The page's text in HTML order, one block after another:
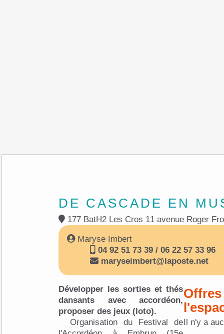
DE CASCADE EN
Maryse Imbert
04 92 51 73 39 / 06 22 57 33 96
maryseimbert@laposte.net
Développer les sorties et thés
dansants avec accordéon,
proposer des jeux (loto).
Organisation du Festival de Il n'y a